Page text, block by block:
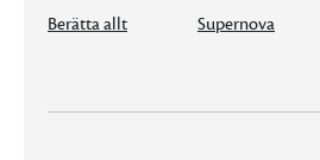
Berätta allt Supernova